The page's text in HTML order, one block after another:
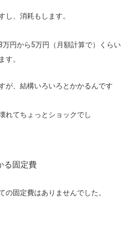
し、消耗もします。
円から5万円（月額計算で）くらい
す。
が、結構いろいろとかかるんです
れてちょっとショックでし
る固定費
の固定費はありませんでした。